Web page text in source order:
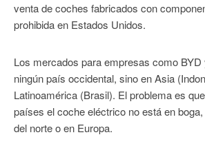
venta de coches fabricados con
prohibida en Estados Unidos.
Los mercados para empresas como BYD
ningún país occidental, sino en Asia
Latinoamérica (Brasil). El problema es
países el coche eléctrico no está en
del norte o en Europa.